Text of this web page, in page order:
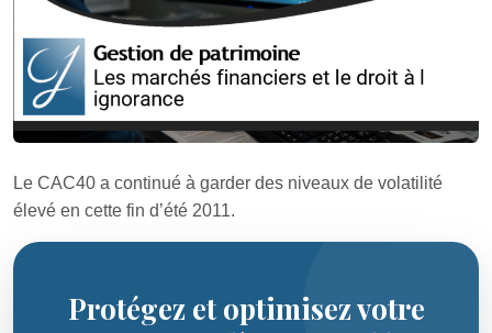
Le CAC40 a continué à garder des niveaux de volatilité
élevé en cette fin d’été 2011.
Protégez et optimisez votre